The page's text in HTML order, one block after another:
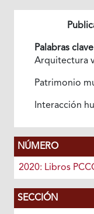
Palabras clave
Arquitectura
Patrimonio
Interacción
NÚMERO
2020: Libros
SECCIÓN